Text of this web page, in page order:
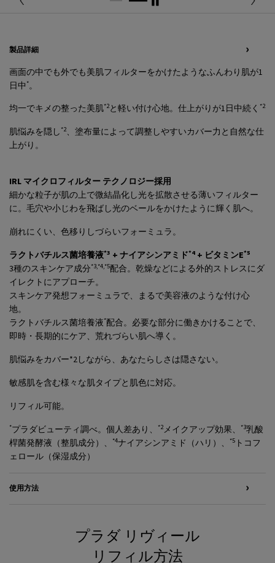
製品詳細
画面の中でも外でも美肌フィルターをかけたようなふんわり肌が1
日中 *。
均一でキメの整った美肌*2と軽い付け心地。仕上がりが1日中続く *2
肌悩みを隠し *2、塗布量によって調整しやすいカバー力と自然な仕
上がり。
IRL マイクロフィルター テクノロジー採用​
細かな粒子が肌の上で微結晶化し光を拡散させる薄いフィルター
に。毛穴や小じわを飛ばし光のベールをかけたように輝く肌へ。​
崩れにくい、色移りしづらいフォーミュラ。
ラクトバチルス菌培養液*3 + ナイアシンアミド*4 + ビタミンE*5
3種のスキンケア成分*3,*4,*5配合。乾燥などによる外的ストレスにダ
イレクトにアプローチ。
スキンケア発想フォーミュラで、まるで美容液のような付け心
地。
ラクトバチルス菌培養液*配合。必要な部分に働きかけることで、
即時・長期的にケア、荒れづらい肌へ導く。
肌悩みをカバー*2しながら、あなたらしさは隠さない。
敏感肌を含む様々な肌タイプと肌色に対応。
リフィル可能。
*プラダビューティ調べ。個人差あり、 *2メイクアップ効果、 *3乳酸
桿菌発酵液（整肌成分）、
*4ナイアシンアミド（ハリ）、 *5 トコフ
ェロール（保湿成分）​
使用方法
How to Refill your Prada Reveal Foundationプラダ リヴィール
リフィル方法